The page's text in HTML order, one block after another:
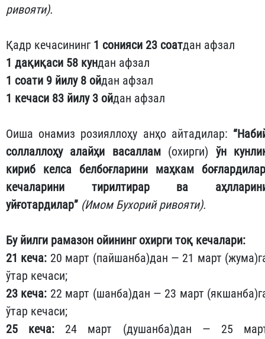
ривояти).
Қадр кечасининг 1 сонияси 23 соатдан афзал
1 дақиқаси 58 кундан афзал
1 соати 9 йилу 8 ойдан афзал
1 кечаси 83 йилу 3 ойдан афзал
Оиша онамиз розияллоҳу анҳо айтадилар: “
соллаллоҳу алайҳи васаллам (охирги) ўн
кириб келса белбоғларини маҳкам
кечаларини тирилтирар ва
уйғотардилар” (Имом Бухорий ривояти).
Бу йилги рамазон ойининг охирги тоқ кечалари:
21 кеча: 20 март (пайшанба)дан — 21 март
ўтар кечаси;
23 кеча: 22 март (шанба)дан — 23 март
ўтар кечаси;
25 кеча: 24 март (душанба)дан — 25